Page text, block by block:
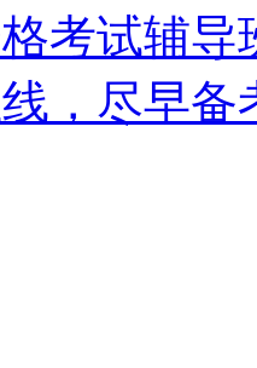
考试辅
，尽早